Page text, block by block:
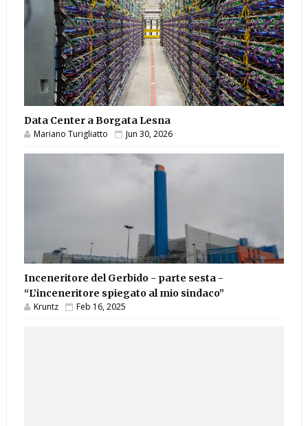
Data Center a Borgata Lesna
Mariano Turigliatto Jun 30, 2026
Inceneritore del Gerbido - parte sesta -
“L’inceneritore spiegato al mio sindaco”
Kruntz Feb 16, 2025